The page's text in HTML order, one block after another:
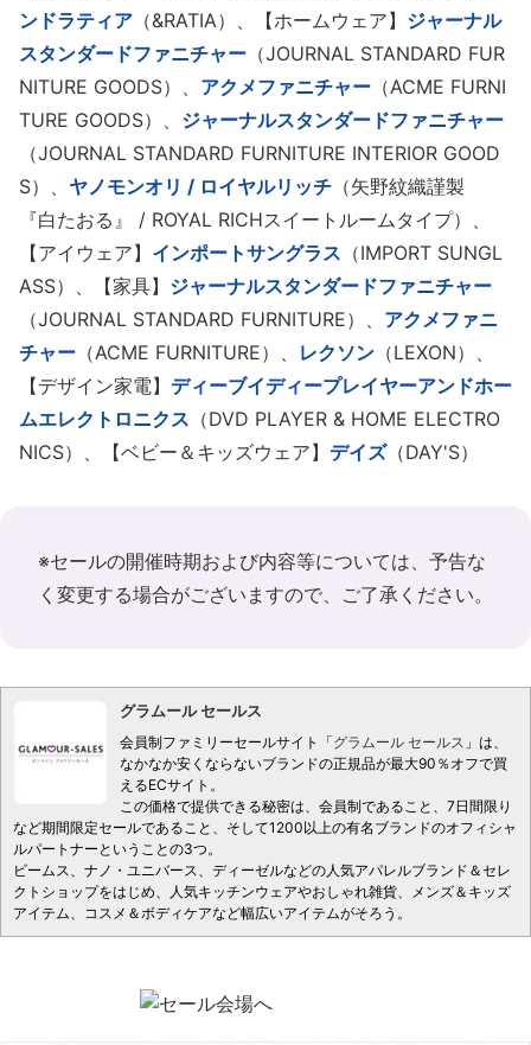
ンドラティア （&RATIA）、【ホームウェア】 ジャーナル
スタンダードファニチャー （JOURNAL STANDARD FUR
NITURE GOODS）、 アクメファニチャー （ACME FURNI
TURE GOODS）、 ジャーナルスタンダードファニチャー
（JOURNAL STANDARD FURNITURE INTERIOR GOOD
S）、 ヤノモンオリ / ロイヤルリッチ （矢野紋織謹製
『白たおる』 / ROYAL RICHスイートルームタイプ）、
【アイウェア】 インポートサングラス （IMPORT SUNGL
ASS）、【家具】 ジャーナルスタンダードファニチャー
（JOURNAL STANDARD FURNITURE）、 アクメファニ
チャー （ACME FURNITURE）、 レクソン （LEXON）、
【デザイン家電】 ディーブイディープレイヤーアンドホー
ムエレクトロニクス （DVD PLAYER & HOME ELECTRO
NICS）、【ベビー＆キッズウェア】 デイズ（DAY'S）
※セールの開催時期および内容等については、予告な
く変更する場合がございますので、ご了承ください。
グラムール セールス
会員制ファミリーセールサイト「グラムール セールス 」は、
なかなか安くならないブランドの正規品が最大90％オフで買
えるECサイト。
この価格で提供できる秘密は、会員制であること、7日間限り
など期間限定セールであること、そして1200以上の有名ブランドのオフィシャ
ルパートナーということの3つ。
ビームス、ナノ・ユニバース、ディーゼルなどの人気アパレルブランド＆セレ
クトショップをはじめ、人気キッチンウェアやおしゃれ雑貨、メンズ＆キッズ
アイテム、コスメ＆ボディケアなど幅広いアイテムがそろう。